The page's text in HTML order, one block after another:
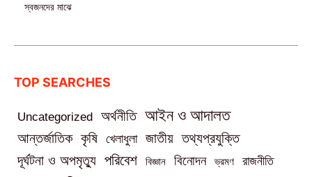
স্বজনদের মাঝে‎
TOP SEARCHES
Uncategorized অর্থনীতি আইন ও আদালত
আন্তর্জাতিক কৃষি খেলাধুলা জাতীয় তথ্যপ্রযুক্তি
দূর্ঘটনা ও অপমৃত্যু পরিবেশ বিজ্ঞান বিনোদন ভ্রমণ রাজনীতি